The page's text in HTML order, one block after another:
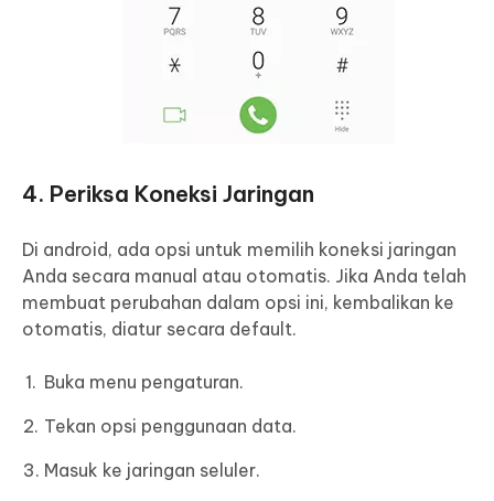
4. Periksa Koneksi Jaringan
Di android, ada opsi untuk memilih koneksi jaringan
Anda secara manual atau otomatis. Jika Anda telah
membuat perubahan dalam opsi ini, kembalikan ke
otomatis, diatur secara default.
Buka menu pengaturan.
Tekan opsi penggunaan data.
Masuk ke jaringan seluler.